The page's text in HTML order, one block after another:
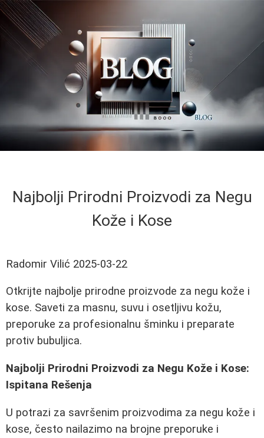
Najbolji Prirodni Proizvodi za Negu
Kože i Kose
Radomir Vilić 2025-03-22
Otkrijte najbolje prirodne proizvode za negu kože i
kose. Saveti za masnu, suvu i osetljivu kožu,
preporuke za profesionalnu šminku i preparate
protiv bubuljica.
Najbolji Prirodni Proizvodi za Negu Kože i Kose:
Ispitana Rešenja
U potrazi za savršenim proizvodima za negu kože i
kose, često nailazimo na brojne preporuke i